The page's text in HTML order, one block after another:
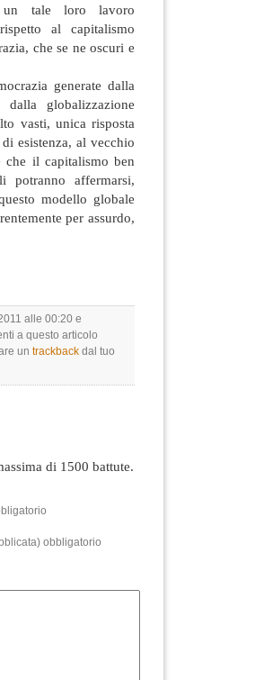
tale loro lavoro
al capitalismo
che se ne oscuri e
generate dalla
globalizzazione
vasti, unica risposta
esistenza, al vecchio
che il capitalismo ben
potranno affermarsi,
modello globale
per assurdo,
alle 00:20 e
a questo articolo
un trackback dal tuo
di 1500 battute.
obbligatorio